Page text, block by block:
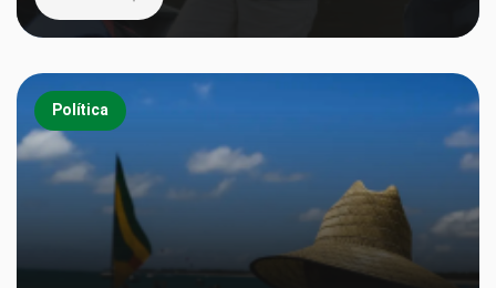
Política